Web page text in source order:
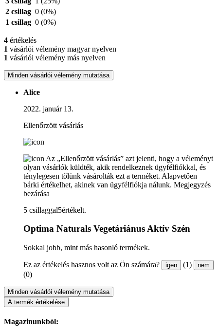
2 csillag 0 (0%)
1 csillag 0 (0%)
4 értékelés
1 vásárlói vélemény magyar nyelven
1 vásárlói vélemény más nyelven
Minden vásárlói vélemény mutatása
Alice
2022. január 13.
Ellenőrzött vásárlás
Az „Ellenőrzött vásárlás” azt jelenti, hogy a véleményt
olyan vásárlók küldték, akik rendelkeznek ügyfélfiókkal, és
ténylegesen tőlünk vásárolták ezt a terméket. Alapvetően
bárki értékelhet, akinek van ügyfélfiókja nálunk. Megjegyzés
bezárása
5 csillaggal5értékelt.
Optima Naturals Vegetáriánus Aktív Szén
Sokkal jobb, mint más hasonló termékek.
Ez az értékelés hasznos volt az Ön számára? igen (1) nem
(0)
Minden vásárlói vélemény mutatása
A termék értékelése
Magazinunkból: